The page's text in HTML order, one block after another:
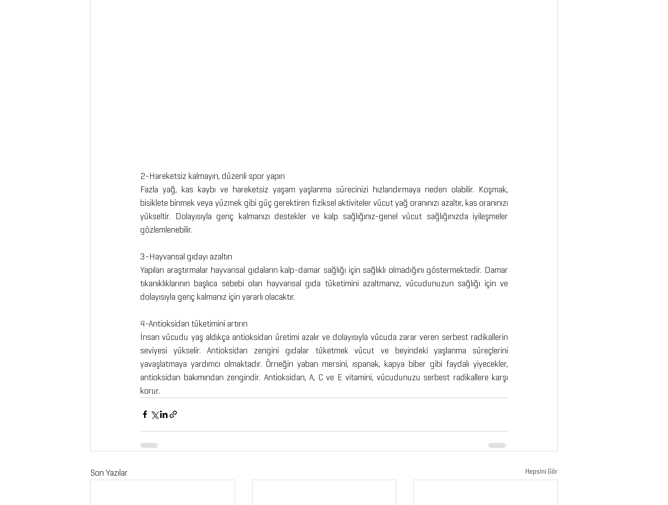
2-Hareketsiz kalmayın, düzenli spor yapın
Fazla yağ, kas kaybı ve hareketsiz yaşam yaşlanma sürecinizi hızlandırmaya neden olabilir. Koşmak,
bisiklete binmek veya yüzmek gibi güç gerektiren fiziksel aktiviteler vücut yağ oranınızı azaltır, kas oranınızı
yükseltir. Dolayısıyla genç kalmanızı destekler ve kalp sağlığınız-genel vücut sağlığınızda iyileşmeler
gözlemlenebilir.
3-Hayvansal gıdayı azaltın
Yapılan araştırmalar hayvansal gıdaların kalp-damar sağlığı için sağlıklı olmadığını göstermektedir. Damar
tıkanıklıklarının başlıca sebebi olan hayvansal gıda tüketimini azaltmanız, vücudunuzun sağlığı için ve
dolayısıyla genç kalmanız için yararlı olacaktır.
4-Antioksidan tüketimini artırın
İnsan vücudu yaş aldıkça antioksidan üretimi azalır ve dolayısıyla vücuda zarar veren serbest radikallerin
seviyesi yükselir. Antioksidan zengini gıdalar tüketmek vücut ve beyindeki yaşlanma süreçlerini
yavaşlatmaya yardımcı olmaktadır. Örneğin yaban mersini, ıspanak, kapya biber gibi faydalı yiyecekler,
antioksidan bakımından zengindir. Antioksidan, A, C ve E vitamini, vücudunuzu serbest radikallere karşı
korur.
Son Yazılar Hepsini Gör